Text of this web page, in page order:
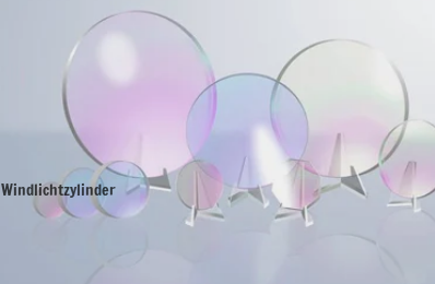
Windlichtzylinder
Borosilikatglas